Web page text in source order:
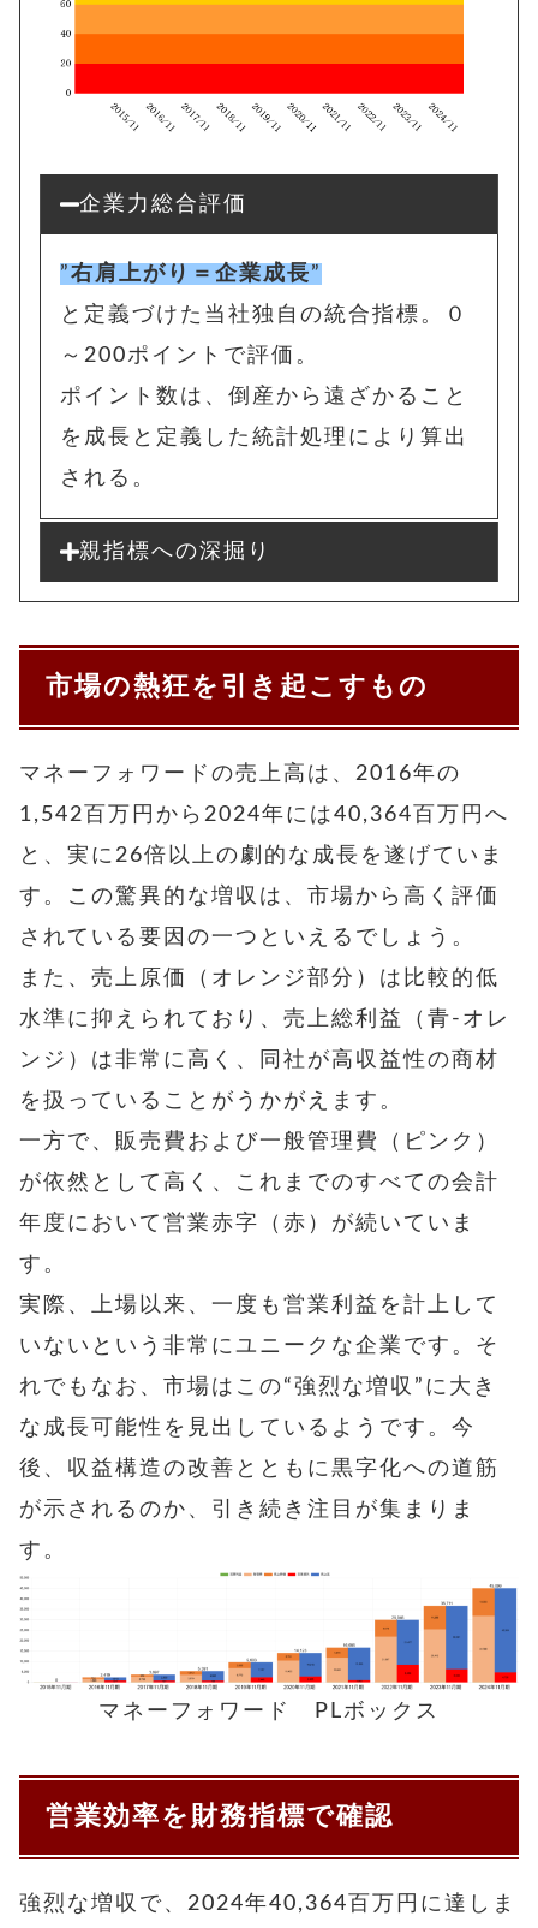
企業力総合評価
”右肩上がり＝企業成長”
と定義づけた当社独自の統合指標。
０
～200ポイントで評価。
ポイント数は、 倒産から遠ざかること
を成長と定義した統計処理により算出
される。
親指標への深掘り
市場の熱狂を引き起こすもの
マネーフォワードの売上高は、2016年の
1,542百万円から2024年には40,364百万円へ
と、実に26倍以上の劇的な成長を遂げていま
す。この驚異的な増収は、市場から高く評価
されている要因の一つといえるでしょう。
また、売上原価（オレンジ部分）は比較的低
水準に抑えられており、売上総利益（青-オレ
ンジ）は非常に高く、同社が高収益性の商材
を扱っていることがうかがえます。
一方で、販売費および一般管理費（ピンク）
が依然として高く、これまでのすべての会計
年度において営業赤字（赤）が続いていま
す。
実際、上場以来、一度も営業利益を計上して
いないという非常にユニークな企業です。そ
れでもなお、市場はこの“強烈な増収”に大き
な成長可能性を見出しているようです。今
後、収益構造の改善とともに黒字化への道筋
が示されるのか、引き続き注目が集まりま
す。
マネーフォワード PLボックス
営業効率を財務指標で確認
強烈な増収で、2024年40,364百万円に達しま